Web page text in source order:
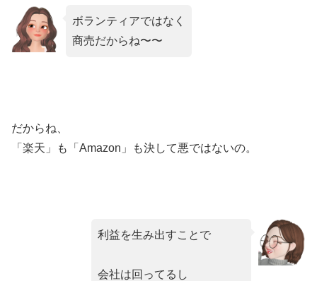
ボランティアではなく
商売だからね〜〜
だからね、
「楽天」も「Amazon」も決して悪ではないの。
利益を生み出すことで
会社は回ってるし